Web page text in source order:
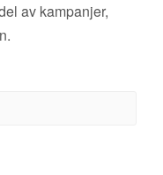
av kampanjer,